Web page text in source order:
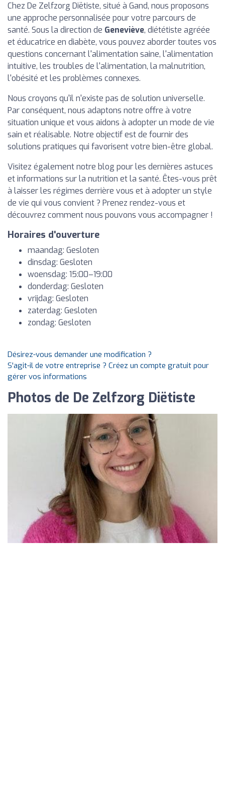
Chez De Zelfzorg Diëtiste, situé à Gand, nous proposons
une approche personnalisée pour votre parcours de
santé. Sous la direction de Geneviève, diététiste agréée
et éducatrice en diabète, vous pouvez aborder toutes vos
questions concernant l'alimentation saine, l'alimentation
intuitive, les troubles de l'alimentation, la malnutrition,
l'obésité et les problèmes connexes.
Nous croyons qu'il n'existe pas de solution universelle.
Par conséquent, nous adaptons notre offre à votre
situation unique et vous aidons à adopter un mode de vie
sain et réalisable. Notre objectif est de fournir des
solutions pratiques qui favorisent votre bien-être global.
Visitez également notre blog pour les dernières astuces
et informations sur la nutrition et la santé. Êtes-vous prêt
à laisser les régimes derrière vous et à adopter un style
de vie qui vous convient ? Prenez rendez-vous et
découvrez comment nous pouvons vous accompagner !
Horaires d'ouverture
maandag: Gesloten
dinsdag: Gesloten
woensdag: 15:00–19:00
donderdag: Gesloten
vrijdag: Gesloten
zaterdag: Gesloten
zondag: Gesloten
Désirez-vous demander une modification ?
S'agit-il de votre entreprise ? Créez un compte gratuit pour
gérer vos informations
Photos de De Zelfzorg Diëtiste